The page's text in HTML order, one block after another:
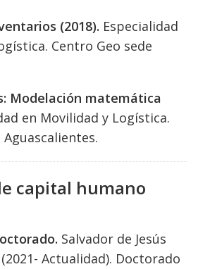
(2018). Especialidad
Centro Geo sede
Modelación matemática
en Movilidad y Logística.
capital humano
Salvador de Jesús
Actualidad). Doctorado